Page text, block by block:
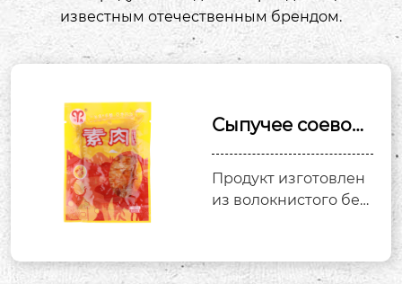
известным отечественным брендом.
Сыпучее соевое
Продукт изготовлен
из волокнистого бел
м регидратации, дег